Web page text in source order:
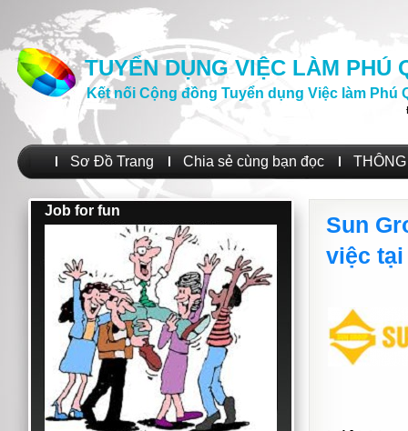
TUYỂN DỤNG VIỆC LÀM PHÚ
Kết nối Cộng đồng Tuyển dụng Việc làm Phú
Sơ Đồ Trang Chia sẻ cùng bạn đọc
Job for fun
Sun
việc tại